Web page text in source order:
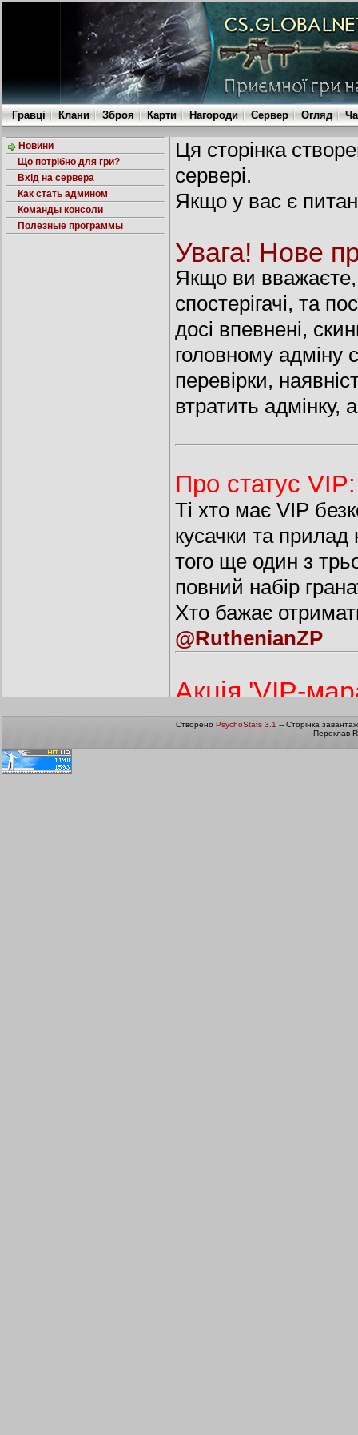
Гравці Клани Зброя Карти Нагороди Сервер Огляд
Створено PsychoStats 3.1 -- Сторінка
Переклав